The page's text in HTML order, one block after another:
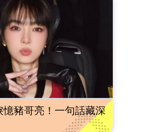
憶豬哥亮！一句話藏深